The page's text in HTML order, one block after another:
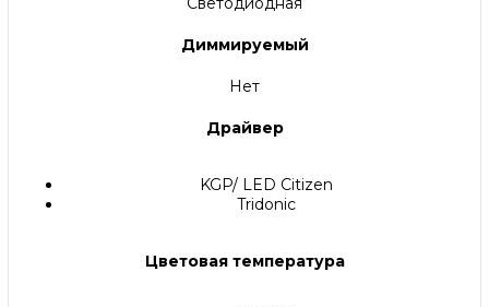
Диммируемый
Нет
Драйвер
KGP/ LED Citizen
Tridonic
Цветовая температура